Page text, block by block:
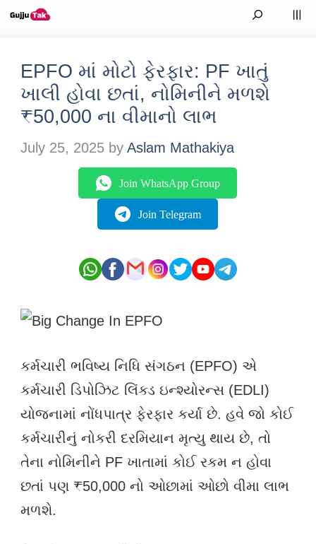
Skip to content
EPFO માં મોટો ફેરફાર: PF ખાતું
ખાલી હોવા છતાં, નોમિનીને મળશે
₹50,000 ના વીમાનો લાભ
July 25, 2025 by Aslam Mathakiya
Join WhatsApp Group
Join Telegram
કર્મચારી ભવિષ્ય નિધિ સંગઠન (EPFO) એ
કર્મચારી ડિપોઝિટ લિંક્ડ ઇન્શ્યોરન્સ (EDLI)
યોજનામાં નોંધપાત્ર ફેરફાર કર્યા છે. હવે જો કોઈ
કર્મચારીનું નોકરી દરમિયાન મૃત્યુ થાય છે, તો
તેના નોમિનીને PF ખાતામાં કોઈ રકમ ન હોવા
છતાં પણ ₹50,000 નો ઓછામાં ઓછો વીમા લાભ
મળશે.